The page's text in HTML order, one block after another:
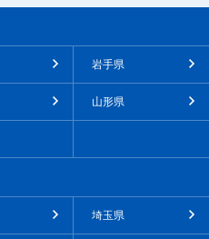
岩手県
山形県
埼玉県